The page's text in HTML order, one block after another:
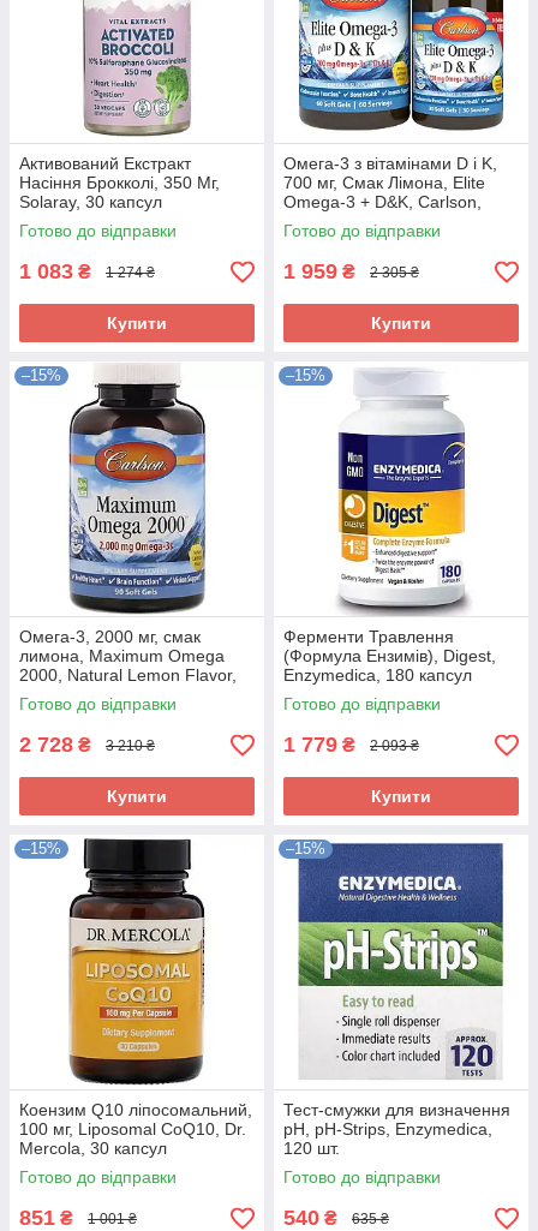
Активований Екстракт
Насіння Брокколі, 350 Мг,
Solaray, 30 капсул
Готово до відправки
1 083 ₴ 1 274 ₴
Купити
Омега-3 з вітамінами D і K,
700 мг, Смак Лімона, Elite
Omega-3 + D&K, Carlson,
60+30 гелевих капсул
Готово до відправки
1 959 ₴ 2 305 ₴
Купити
–15%
Омега-3, 2000 мг, смак
лимона, Maximum Omega
2000, Natural Lemon Flavor,
Carlson, 90 желатинові
капсули
Готово до відправки
2 728 ₴ 3 210 ₴
Купити
–15%
Ферменти Травлення
(Формула Ензимів), Digest,
Enzymedica, 180 капсул
Готово до відправки
1 779 ₴ 2 093 ₴
Купити
–15%
Коензим Q10 ліпосомальний,
100 мг, Liposomal CoQ10, Dr.
Mercola, 30 капсул
Готово до відправки
851 ₴ 1 001 ₴
–15%
Тест-смужки для визначення
pH, pH-Strips, Enzymedica,
120 шт.
Готово до відправки
540 ₴ 635 ₴